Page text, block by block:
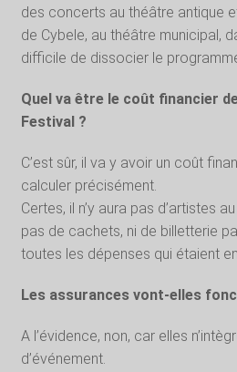
des concerts au théâtre antique
de Cybele, au théâtre municipal,
difficile de dissocier le
Quel va être le coût financier
Festival ?
C’est sûr, il va y avoir un coût
calculer précisément.
Certes, il n’y aura pas d’artistes
pas de cachets, ni de billetterie
toutes les dépenses qui étaient
Les assurances vont-elles
A l’évidence, non, car elles
d’événement.